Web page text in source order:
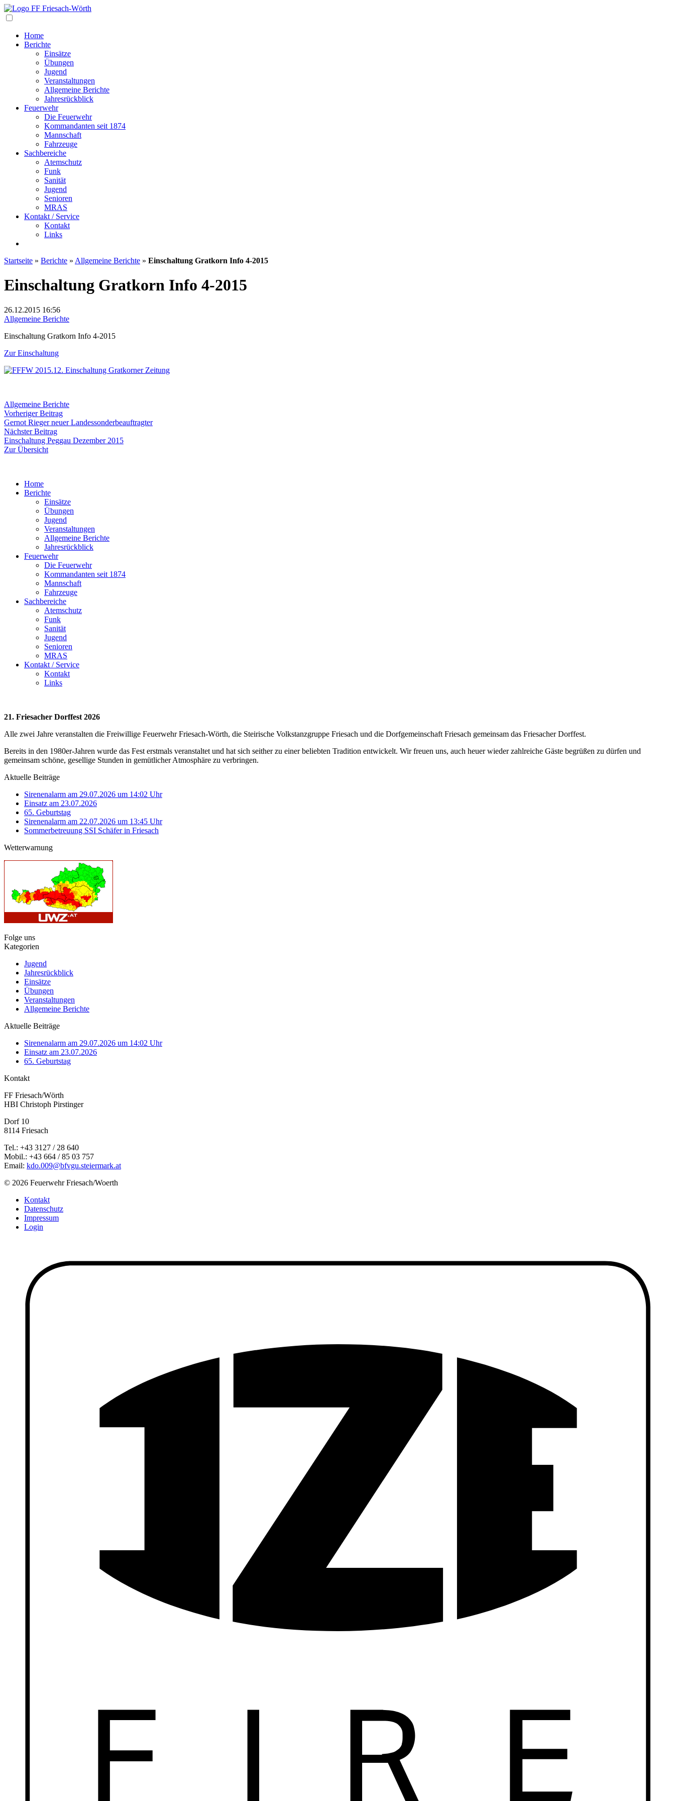
Home
Berichte
Einsätze
Übungen
Jugend
Veranstaltungen
Allgemeine Berichte
Jahresrückblick
Feuerwehr
Die Feuerwehr
Kommandanten seit 1874
Mannschaft
Fahrzeuge
Sachbereiche
Atemschutz
Funk
Sanität
Jugend
Senioren
MRAS
Kontakt / Service
Kontakt
Links
Startseite » Berichte » Allgemeine Berichte » Einschaltung Gratkorn Info 4-2015
Einschaltung Gratkorn Info 4-2015
26.12.2015 16:56
Allgemeine Berichte
Einschaltung Gratkorn Info 4-2015
Zur Einschaltung
Allgemeine Berichte
Beitragsnavigation
Vorheriger BeitragVorheriger
Beitrag:
Gernot Rieger neuer Landessonderbeauftragter
Nächster BeitragNächster
Beitrag:
Einschaltung Peggau Dezember 2015
Zur Übersicht
Home
Berichte
Einsätze
Übungen
Jugend
Veranstaltungen
Allgemeine Berichte
Jahresrückblick
Feuerwehr
Die Feuerwehr
Kommandanten seit 1874
Mannschaft
Fahrzeuge
Sachbereiche
Atemschutz
Funk
Sanität
Jugend
Senioren
MRAS
Kontakt / Service
Kontakt
Links
21. Friesacher Dorffest 2026
Alle zwei Jahre veranstalten die Freiwillige Feuerwehr Friesach-Wörth, die Steirische Volkstanzgruppe Friesach und die Dorfgemeinschaft Friesach gemeinsam das Friesacher Dorffest.
Bereits in den 1980er-Jahren wurde das Fest erstmals veranstaltet und hat sich seither zu einer beliebten Tradition entwickelt. Wir freuen uns, auch heuer wieder zahlreiche Gäste begrüßen zu dürfen und
gemeinsam schöne, gesellige Stunden in gemütlicher Atmosphäre zu verbringen.
Aktuelle Beiträge
Sirenenalarm am 29.07.2026 um 14:02 Uhr
Einsatz am 23.07.2026
65. Geburtstag
Sirenenalarm am 22.07.2026 um 13:45 Uhr
Sommerbetreuung SSI Schäfer in Friesach
Wetterwarnung
Folge uns
Kategorien
Jugend
Jahresrückblick
Einsätze
Übungen
Veranstaltungen
Allgemeine Berichte
Aktuelle Beiträge
Sirenenalarm am 29.07.2026 um 14:02 Uhr
Einsatz am 23.07.2026
65. Geburtstag
Kontakt
FF Friesach/Wörth
HBI Christoph Pirstinger
Dorf 10
8114 Friesach
Tel.: +43 3127 / 28 640
Mobil.: +43 664 / 85 03 757
Email: kdo.009@bfvgu.steiermark.at
© 2026 Feuerwehr Friesach/Woerth
Kontakt
Datenschutz
Impressum
Login